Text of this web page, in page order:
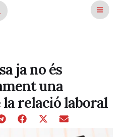
ja no és
una
relació laboral